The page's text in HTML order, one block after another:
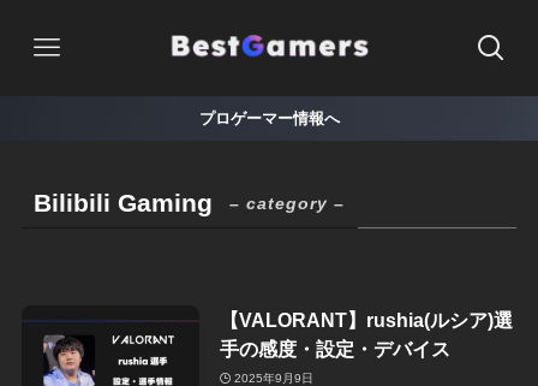
プロゲーマー情報へ
Bilibili Gaming – category –
【VALORANT】rushia(ルシア)選
手の感度・設定・デバイス
2025年9月9日